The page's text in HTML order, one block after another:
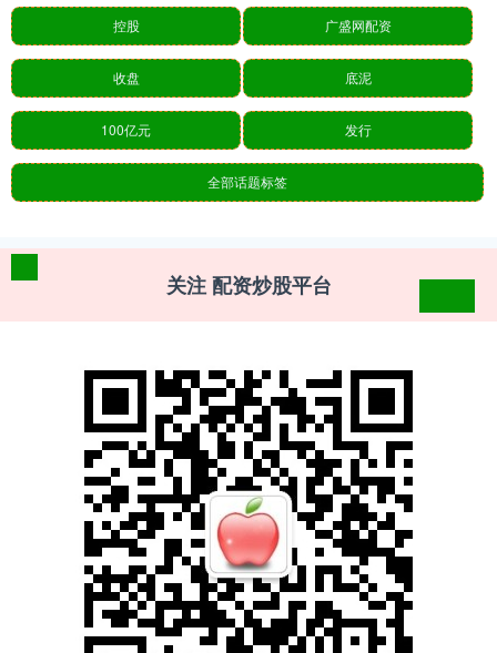
控股 广盛网配资
收盘 底泥
100亿元 发行
全部话题标签
关注 配资炒股平台